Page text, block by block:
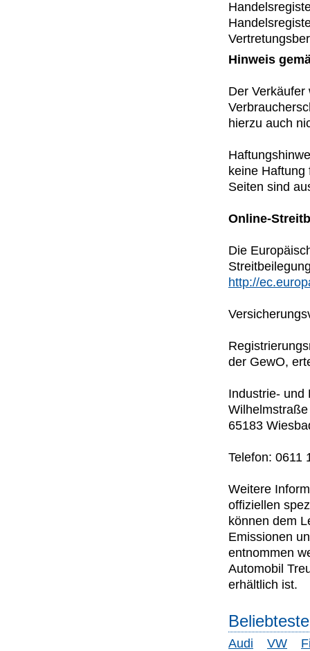
Hinweis
Der
hierzu auch
keine
Seiten sind
Online-
Die
http://
der GewO,
Industrie- und
65183
Telefon: 0611
Weitere
offiziellen
können dem
Emissionen
entnommen
Automobil
erhältlich ist.
Audi VW